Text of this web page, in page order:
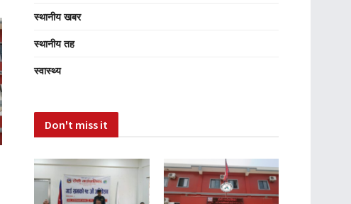
स्थानीय खबर
स्थानीय तह
स्वास्थ्य
Don't miss it